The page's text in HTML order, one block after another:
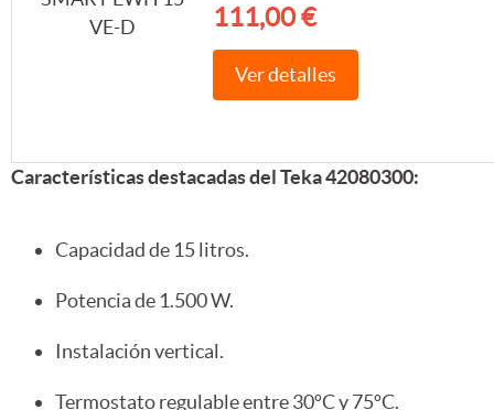
111,00 €
Ver detalles
Características destacadas del Teka 42080300:
Capacidad de 15 litros.
Potencia de 1.500 W.
Instalación vertical.
Termostato regulable entre 30ºC y 75ºC.